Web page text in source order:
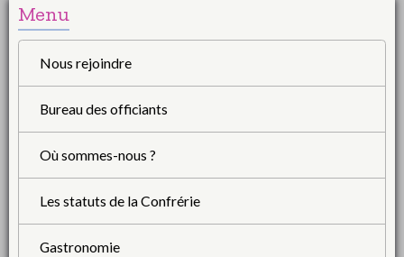
Menu
Nous rejoindre
Bureau des officiants
Où sommes-nous ?
Les statuts de la Confrérie
Gastronomie